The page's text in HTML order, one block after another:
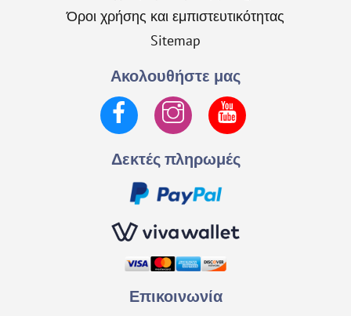
Όροι χρήσης και εμπιστευτικότητας
Sitemap
Ακολουθήστε μας
Facebook Instagram
Δεκτές πληρωμές
Επικοινωνία